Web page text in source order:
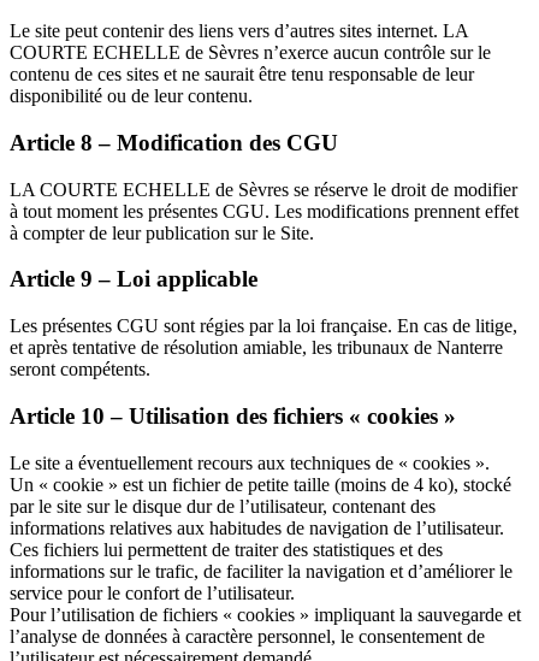
Le site peut contenir des liens vers d’autres sites internet. LA
COURTE ECHELLE de Sèvres n’exerce aucun contrôle sur le
contenu de ces sites et ne saurait être tenu responsable de leur
disponibilité ou de leur contenu.
Article 8 – Modification des CGU
LA COURTE ECHELLE de Sèvres se réserve le droit de modifier
à tout moment les présentes CGU. Les modifications prennent effet
à compter de leur publication sur le Site.
Article 9 – Loi applicable
Les présentes CGU sont régies par la loi française. En cas de litige,
et après tentative de résolution amiable, les tribunaux de Nanterre
seront compétents.
Article 10 – Utilisation des fichiers « cookies »
Le site a éventuellement recours aux techniques de « cookies ».
Un « cookie » est un fichier de petite taille (moins de 4 ko), stocké
par le site sur le disque dur de l’utilisateur, contenant des
informations relatives aux habitudes de navigation de l’utilisateur.
Ces fichiers lui permettent de traiter des statistiques et des
informations sur le trafic, de faciliter la navigation et d’améliorer le
service pour le confort de l’utilisateur.
Pour l’utilisation de fichiers « cookies » impliquant la sauvegarde et
l’analyse de données à caractère personnel, le consentement de